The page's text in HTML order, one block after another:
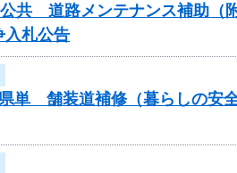
共 道路メンテナンス補助（
入札公告
単 舗装道補修（暮らしの安